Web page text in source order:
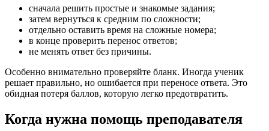
сначала решить простые и знакомые задания;
затем вернуться к средним по сложности;
отдельно оставить время на сложные номера;
в конце проверить перенос ответов;
не менять ответ без причины.
Особенно внимательно проверяйте бланк. Иногда ученик
решает правильно, но ошибается при переносе ответа. Это
обидная потеря баллов, которую легко предотвратить.
Когда нужна помощь преподавателя